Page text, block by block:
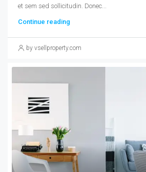
et sem sed sollicitudin. Donec...
Continue reading
by vsellproperty.com